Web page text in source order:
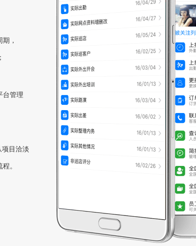
，
台管理
目洽淡
。